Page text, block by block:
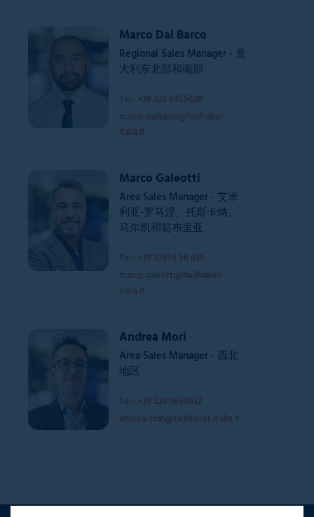
Marco Dal Barco
Regional Sales Manager - 意
大利东北部和南部
Tel.: +39 320 9455628
marco.dalbarco@faulhaber-
italia.it
Marco Galeotti
Area Sales Manager - 艾米
利亚-罗马涅、托斯卡纳、
马尔凯和翁布里亚
Tel.: +39 33856 56 635
marco.galeotti@faulhaber-
italia.it
Andrea Mori
Area Sales Manager - 西北
地区
Tel.: +39 320 0654632
andrea.mori@faulhaber-italia.it